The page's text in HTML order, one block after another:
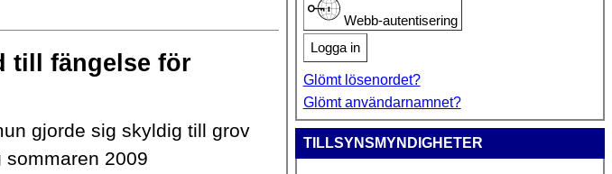
till fängelse för
gjorde sig skyldig till grov
2009
Webb-autentisering
Logga in
Glömt lösenordet?
Glömt användarnamnet?
TILLSYNSMYNDIGHETER